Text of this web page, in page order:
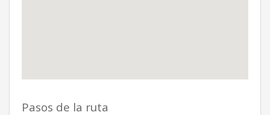
Pasos de la ruta